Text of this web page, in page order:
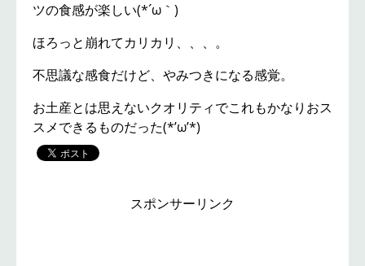
ツの食感が楽しい(*´ω｀)
ほろっと崩れてカリカリ、、、。
不思議な感食だけど、やみつきになる感覚。
お土産とは思えないクオリティでこれもかなりおス
スメできるものだった(*’ω’*)
スポンサーリンク